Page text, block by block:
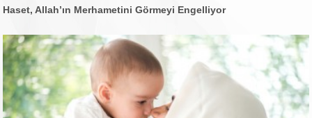
Haset, Allah’ın Merhametini Görmeyi Engelliyor